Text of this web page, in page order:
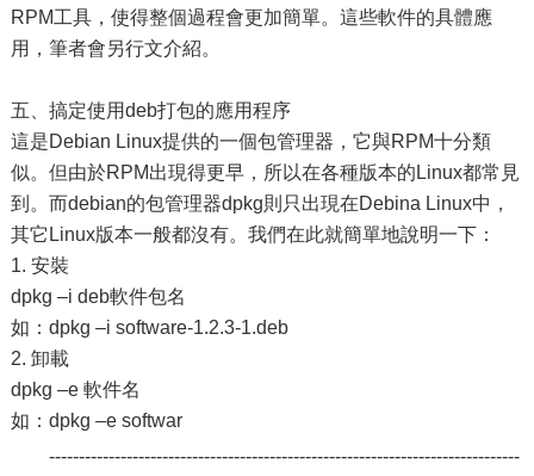
RPM工具，使得整個過程會更加簡單。這些軟件的具體應
用，筆者會另行文介紹。
五、搞定使用deb打包的應用程序
這是Debian Linux提供的一個包管理器，它與RPM十分類
似。但由於RPM出現得更早，所以在各種版本的Linux都常見
到。而debian的包管理器dpkg則只出現在Debina Linux中，
其它Linux版本一般都沒有。我們在此就簡單地說明一下：
1. 安裝
dpkg –i deb軟件包名
如：dpkg –i software-1.2.3-1.deb
2. 卸載
dpkg –e 軟件名
如：dpkg –e softwar
-------------------------------------------------------------------------------